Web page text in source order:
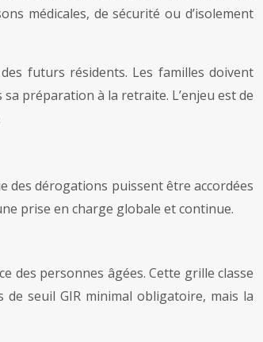
médicales, de sécurité ou d’isolement
futurs résidents. Les familles doivent
préparation à la retraite. L’enjeu est de
des dérogations puissent être accordées
prise en charge globale et continue.
des personnes âgées. Cette grille classe
de seuil GIR minimal obligatoire, mais la